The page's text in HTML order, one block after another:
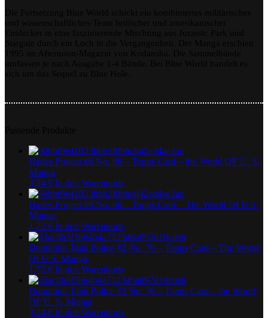
Hades Project #6 No. 66 – Topps Card – the World OF U. S.
Manga
3,24 € In den Warenkorb
Hades Project #6 No. 66 – Topps Card – The World Of U.S.
Manga
1,72 € In den Warenkorb
Dominion Tank Police #2 No. 76 – Topps Card – The World
Of U.S. Manga
1,72 € In den Warenkorb
Dominion Tank Police #2 No. 76 – Topps Card – the World
OF U. S. Manga
3,24 € In den Warenkorb